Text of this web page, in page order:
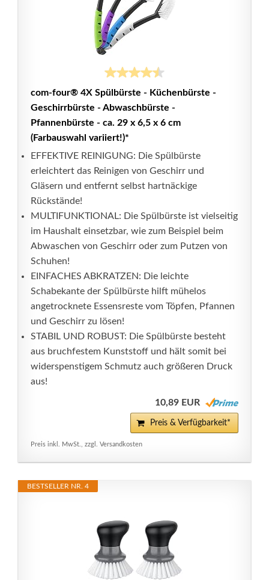
com-four® 4X Spülbürste - Küchenbürste -
Geschirrbürste - Abwaschbürste -
Pfannenbürste - ca. 29 x 6,5 x 6 cm
(Farbauswahl variiert!)*
EFFEKTIVE REINIGUNG: Die Spülbürste
erleichtert das Reinigen von Geschirr und
Gläsern und entfernt selbst hartnäckige
Rückstände!
MULTIFUNKTIONAL: Die Spülbürste ist vielseitig
im Haushalt einsetzbar, wie zum Beispiel beim
Abwaschen von Geschirr oder zum Putzen von
Schuhen!
EINFACHES ABKRATZEN: Die leichte
Schabekante der Spülbürste hilft mühelos
angetrocknete Essensreste vom Töpfen, Pfannen
und Geschirr zu lösen!
STABIL UND ROBUST: Die Spülbürste besteht
aus bruchfestem Kunststoff und hält somit bei
widerspenstigem Schmutz auch größeren Druck
aus!
10,89 EUR
Preis & Verfügbarkeit*
Preis inkl. MwSt., zzgl. Versandkosten
BESTSELLER NR. 4